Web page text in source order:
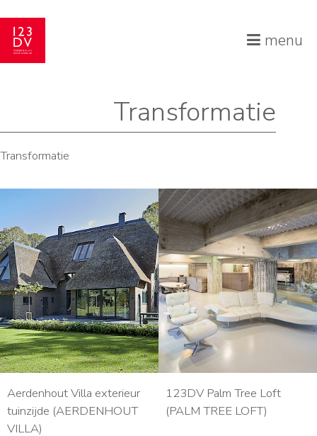
menu
Transformatie
Transformatie
Aerdenhout Villa exterieur
tuinzijde (AERDENHOUT
VILLA)
123DV Palm Tree Loft
(PALM TREE LOFT)